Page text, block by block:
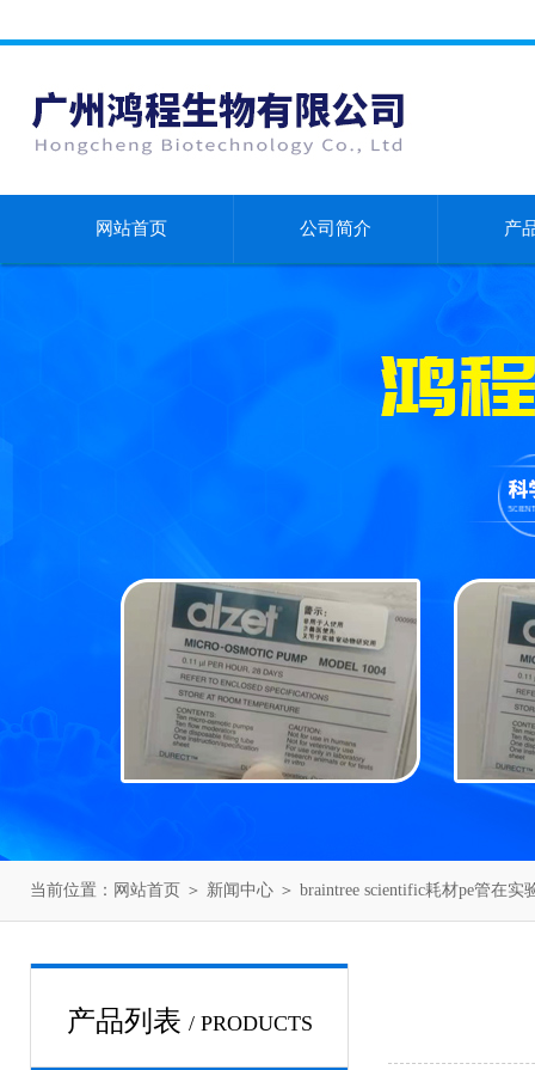
网站首页 公司简介 产
当前位置： 网站首页 ＞ 新闻中心 ＞ braintree scientific耗材pe管在
产品列表 / PRODUCTS